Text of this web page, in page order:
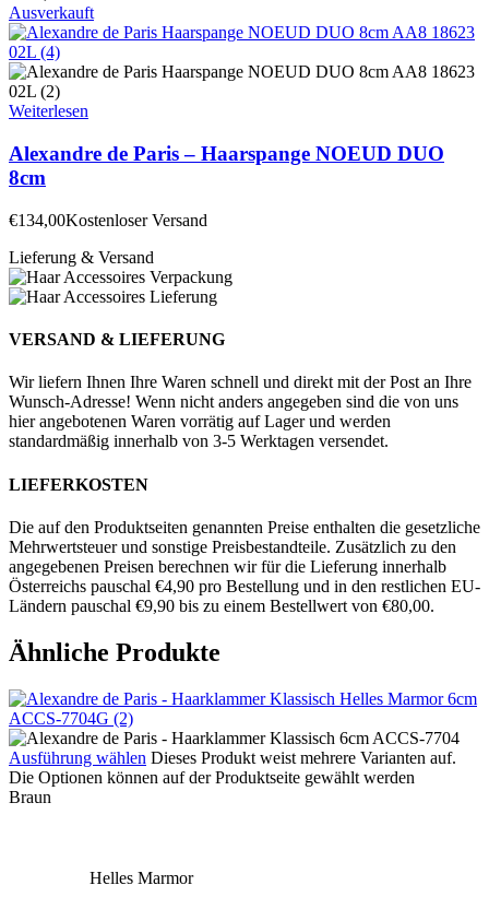
Ausverkauft
Weiterlesen
Alexandre de Paris – Haarspange NOEUD DUO
8cm
€134,00Kostenloser Versand
Lieferung & Versand
VERSAND & LIEFERUNG
Wir liefern Ihnen Ihre Waren schnell und direkt mit der Post an Ihre
Wunsch-Adresse! Wenn nicht anders angegeben sind die von uns
hier angebotenen Waren vorrätig auf Lager und werden
standardmäßig innerhalb von 3-5 Werktagen versendet.
LIEFERKOSTEN
Die auf den Produktseiten genannten Preise enthalten die gesetzliche
Mehrwertsteuer und sonstige Preisbestandteile. Zusätzlich zu den
angegebenen Preisen berechnen wir für die Lieferung innerhalb
Österreichs pauschal €4,90 pro Bestellung und in den restlichen EU-
Ländern pauschal €9,90 bis zu einem Bestellwert von €80,00.
Ähnliche Produkte
Ausführung wählen Dieses Produkt weist mehrere Varianten auf.
Die Optionen können auf der Produktseite gewählt werden
Braun
Helles Marmor